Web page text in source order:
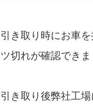
引き取り時にお車
ツ切れが確認でき
引き取り後弊社工